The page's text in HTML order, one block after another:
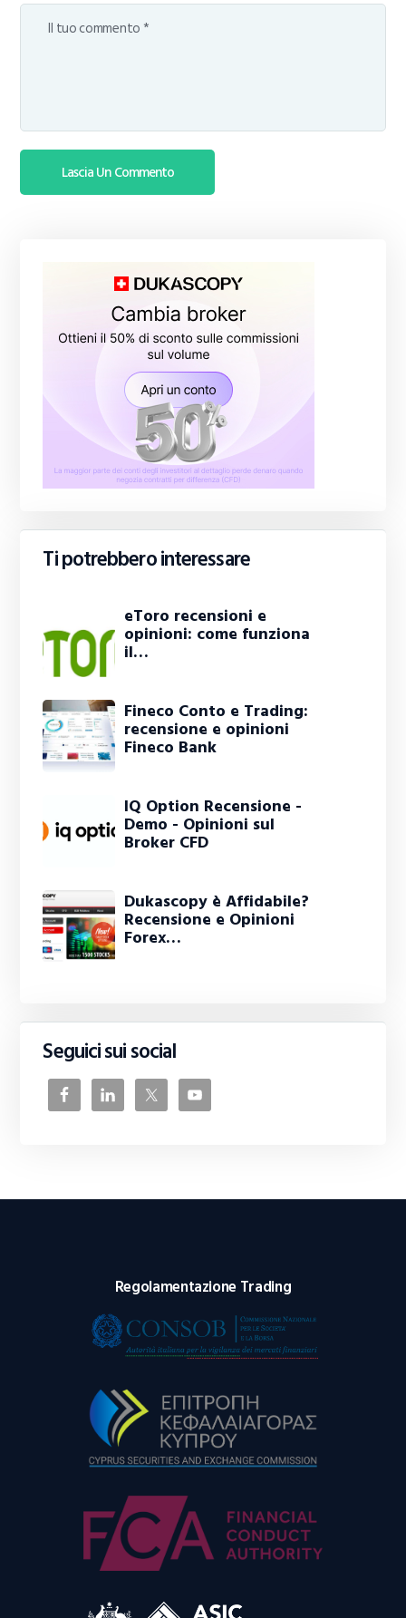
Ti potrebbero interessare
eToro recensioni e
opinioni: come funziona
il…
Fineco Conto e Trading:
recensione e opinioni
Fineco Bank
IQ Option Recensione -
Demo - Opinioni sul
Broker CFD
Dukascopy è Affidabile?
Recensione e Opinioni
Forex…
Seguici sui social
Regolamentazione Trading